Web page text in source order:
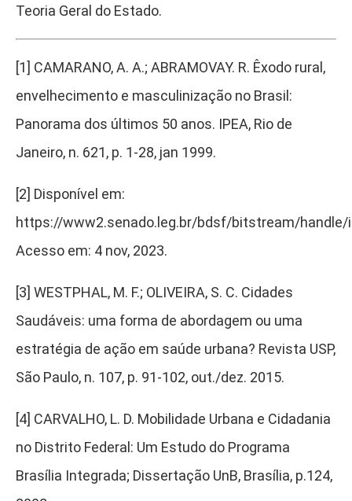
Teoria Geral do Estado.
[1] CAMARANO, A. A.; ABRAMOVAY. R. Êxodo rural,
envelhecimento e masculinização no Brasil:
Panorama dos últimos 50 anos. IPEA, Rio de
Janeiro, n. 621, p. 1-28, jan 1999.
[2] Disponível em:
https://www2.senado.leg.br/bdsf/bitstream/handle/
Acesso em: 4 nov, 2023.
[3] WESTPHAL, M. F.; OLIVEIRA, S. C. Cidades
Saudáveis: uma forma de abordagem ou uma
estratégia de ação em saúde urbana? Revista USP,
São Paulo, n. 107, p. 91-102, out./dez. 2015.
[4] CARVALHO, L. D. Mobilidade Urbana e Cidadania
no Distrito Federal: Um Estudo do Programa
Brasília Integrada; Dissertação UnB, Brasília, p.124,